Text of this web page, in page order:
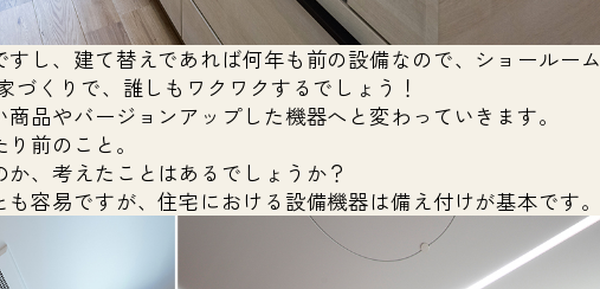
し、建て替えであれば何年も前の設備なので、ショールーム
くりで、誰しもワクワクするでしょう！
品やバージョンアップした機器へと変わっていきます。
前のこと。
、考えたことはあるでしょうか？
容易ですが、住宅における設備機器は備え付けが基本です。